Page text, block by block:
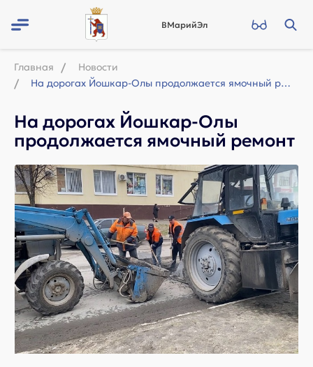
ВМарийЭл
Главная
Новости
На дорогах Йошкар-Олы продолжается ямочный ремонт
На дорогах Йошкар-Олы
продолжается ямочный ремонт